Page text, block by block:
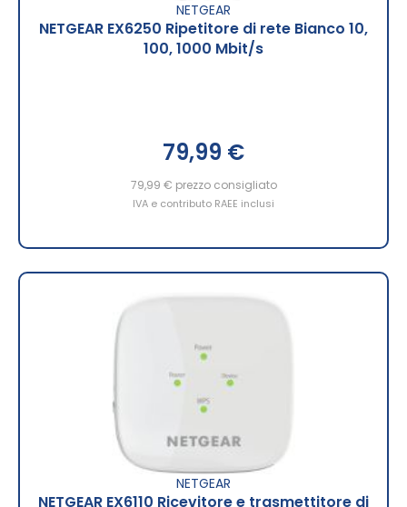
NETGEAR
NETGEAR EX6250 Ripetitore di rete Bianco 10,
100, 1000 Mbit/s
79,99 €
79,99 € prezzo consigliato
IVA e contributo RAEE inclusi
NETGEAR
NETGEAR EX6110 Ricevitore e trasmettitore di